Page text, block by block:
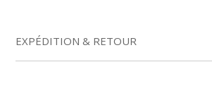
n
a
EXPÉDITION & RETOUR